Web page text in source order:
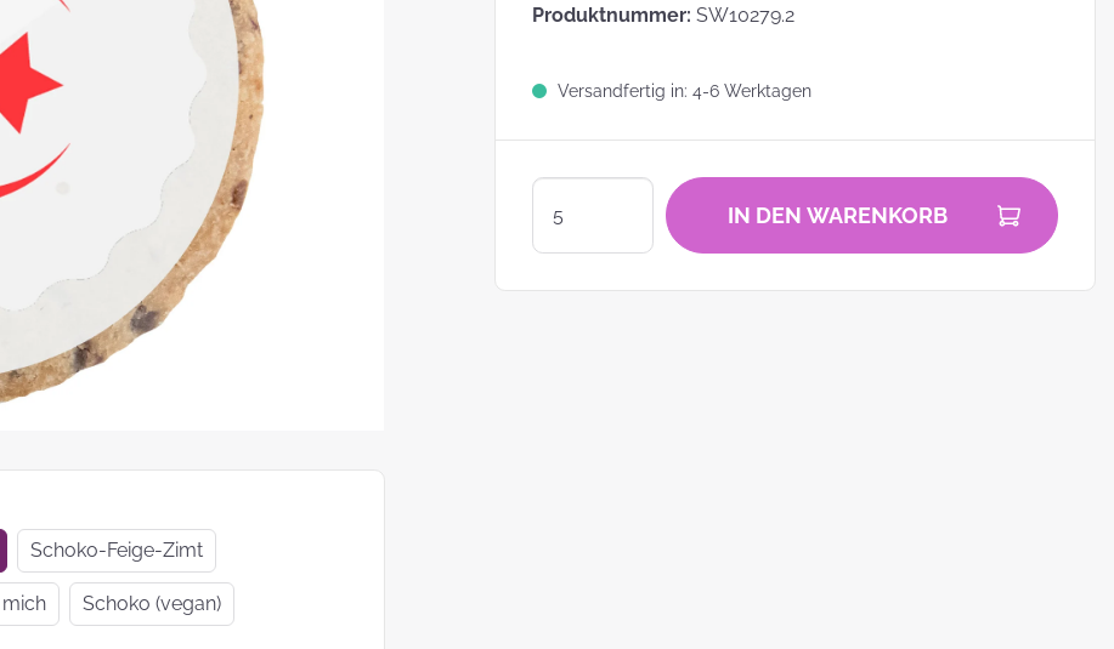
Sind Plätzchen
Leckere Werbegeschenke zu
struggle is real: Unsere
KEKSTeig zum
Geschenkideen
zur Einschulung
Produktnummer: SW10279.2
Versandfertig in: 4-6 Werktagen
IN DEN WARENKORB
Schoko-Feige-Zimt
Schoko (vegan)